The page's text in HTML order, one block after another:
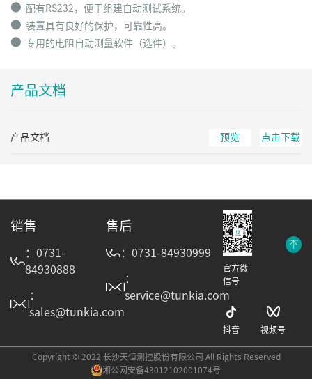
⬤ 配有RS232，便于组建自动测试系统。
⬤ 装置具有良好的保护，可靠性高。
⬤ 专用的电阻自动测量软件（选件）。
产品文档
产品文档 预览 点击下载
销售
：0731-
84930888
：
sales@tunkia.com
售后
：0731-84930999
：
service@tunkia.com
官方微
信号
抖音 视频号
Copyright © 2022 长沙天恒测控股份有限公司 All Rights Reserved
湘公网安备43012102001074号